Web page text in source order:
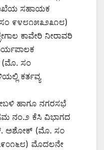
ಸಹಾಯಕ
೯೪೮೧೫೩೨೩೧೮)
ಕಾವೇರಿ ನೀರಾವರಿ
ಸಂ
ಕರ್ತವ್ಯ
ಹಾಗೂ ನಗರಸಭೆ
ನಂ.೨ ಕೆಸಿ ವಿಭಾಗದ
ಅಶೋಕ್ (ಮೊ. ಸಂ
ಮೊದಲನೇ